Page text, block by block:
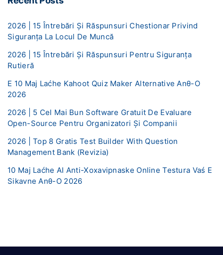
2026 | 15 Întrebări Și Răspunsuri Chestionar Privind
Siguranța La Locul De Muncă
2026 | 15 Întrebări Și Răspunsuri Pentru Siguranța
Rutieră
E 10 Maj Laćhe Kahoot Quiz Maker Alternative Anθ-O
2026
2026 | 5 Cel Mai Bun Software Gratuit De Evaluare
Open-Source Pentru Organizatori Și Companii
2026 | Top 8 Gratis Test Builder With Question
Management Bank (Revizia)
10 Maj Laćhe AI ​​Anti-Xoxavipnaske Online Testura Vaś E
Sikavne Anθ-O 2026